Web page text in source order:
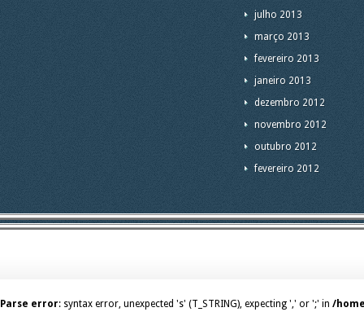
julho 2013
março 2013
fevereiro 2013
janeiro 2013
dezembro 2012
novembro 2012
outubro 2012
fevereiro 2012
Parse error: syntax error, unexpected 's' (T_STRING), expecting ',' or ';' in /